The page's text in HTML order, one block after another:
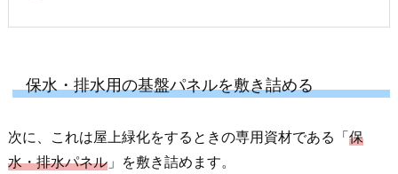
保水・排水用の基盤パネルを敷き詰める
次に、これは屋上緑化をするときの専用資材である「保
水・排水パネル 」を敷き詰めます。